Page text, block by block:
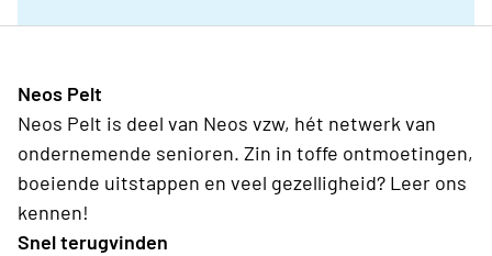
Neos Pelt
Neos Pelt is deel van Neos vzw, hét netwerk van
ondernemende senioren. Zin in toffe ontmoetingen,
boeiende uitstappen en veel gezelligheid? Leer ons
kennen!
Snel terugvinden